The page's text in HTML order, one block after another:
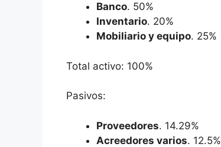
Banco. 50%
Inventario. 20%
Mobiliario y equipo. 25%
Total activo: 100%
Pasivos:
Proveedores. 14.29%
Acreedores varios. 12.5%